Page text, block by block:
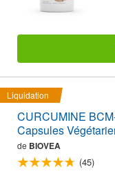
Liquidation
CURCUMINE
Capsules
de BIOVEA
(45)